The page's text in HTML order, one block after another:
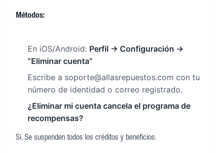
Métodos:
En iOS/Android: Perfil → Configuración →
“Eliminar cuenta”
Escribe a soporte@allasrepuestos.com con tu
número de identidad o correo registrado.
¿Eliminar mi cuenta cancela el programa de
recompensas?
Sí. Se suspenden todos los créditos y beneficios.